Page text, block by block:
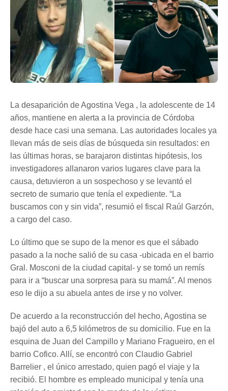
La desaparición de Agostina Vega , la adolescente de 14
años, mantiene en alerta a la provincia de Córdoba
desde hace casi una semana. Las autoridades locales ya
llevan más de seis días de búsqueda sin resultados: en
las últimas horas, se barajaron distintas hipótesis, los
investigadores allanaron varios lugares clave para la
causa, detuvieron a un sospechoso y se levantó el
secreto de sumario que tenía el expediente. “La
buscamos con y sin vida”, resumió el fiscal Raúl Garzón,
a cargo del caso.
Lo último que se supo de la menor es que el sábado
pasado a la noche salió de su casa -ubicada en el barrio
Gral. Mosconi de la ciudad capital- y se tomó un remís
para ir a “buscar una sorpresa para su mamá”. Al menos
eso le dijo a su abuela antes de irse y no volver.
De acuerdo a la reconstrucción del hecho, Agostina se
bajó del auto a 6,5 kilómetros de su domicilio. Fue en la
esquina de Juan del Campillo y Mariano Fragueiro, en el
barrio Cofico. Allí, se encontró con Claudio Gabriel
Barrelier , el único arrestado, quien pagó el viaje y la
recibió. El hombre es empleado municipal y tenía una